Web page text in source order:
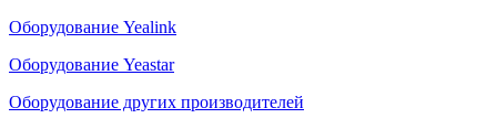
Оборудование Yealink
Оборудование Yeastar
Оборудование других производителей